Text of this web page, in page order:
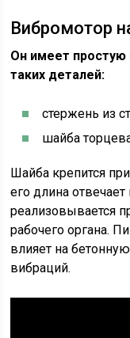
Вибромотор
Он имеет простую
таких деталей:
стержень из
шайба
Шайба крепится
его длина
реализовывается
рабочего органа.
влияет на
вибраций.